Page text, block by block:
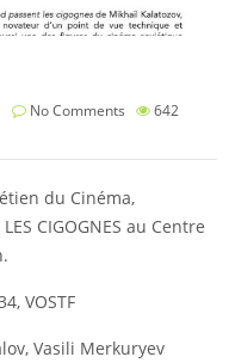
No Comments
642
du Cinéma,
CIGOGNES au Centre
VOSTF
Vasili Merkuryev